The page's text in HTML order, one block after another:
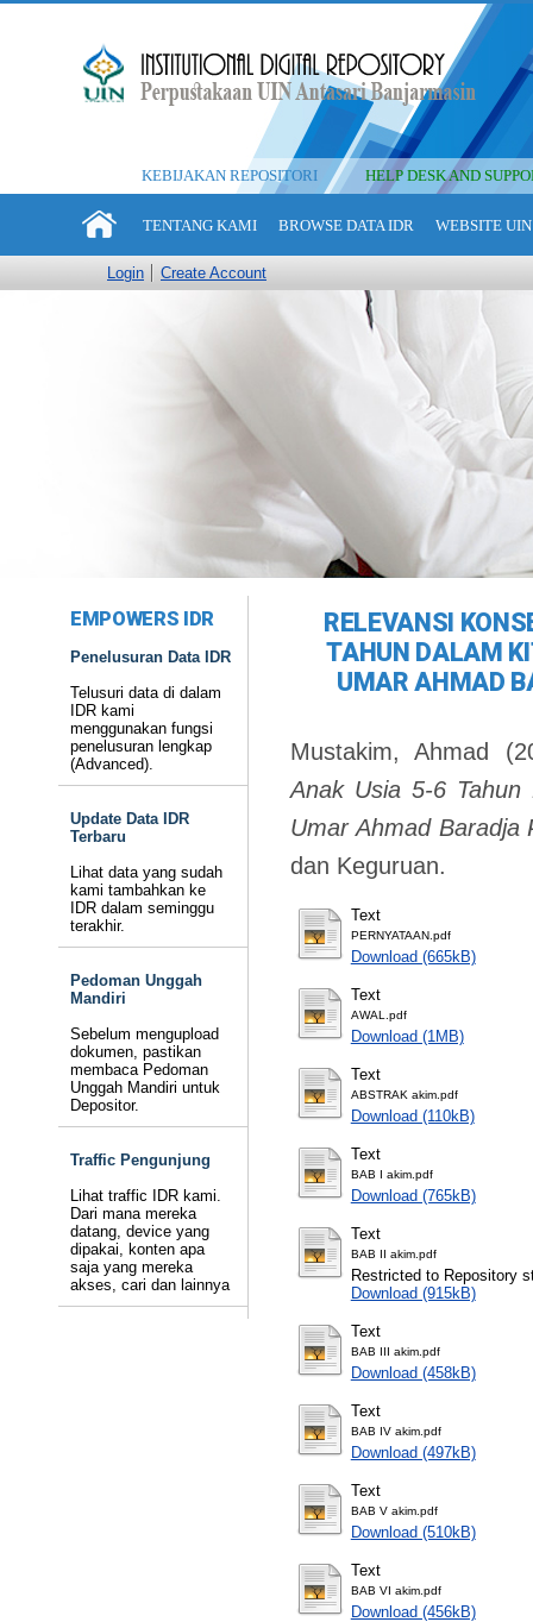
KEBIJAKAN REPOSITORI HELP DESK AND
TENTANG KAMI BROWSE DATA IDR WEBSITE
Login Create Account
EMPOWERS IDR
Penelusuran Data IDR
Telusuri data di dalam
IDR kami
menggunakan fungsi
penelusuran lengkap
(Advanced).
Update Data IDR
Terbaru
Lihat data yang sudah
kami tambahkan ke
IDR dalam seminggu
terakhir.
Pedoman Unggah
Mandiri
Sebelum mengupload
dokumen, pastikan
membaca Pedoman
Unggah Mandiri untuk
Depositor.
Traffic Pengunjung
Lihat traffic IDR kami.
Dari mana mereka
datang, device yang
dipakai, konten apa
saja yang mereka
akses, cari dan lainnya
RELEVANSI
TAHUN DALAM
UMAR AHMAD
Mustakim, Ahmad
Anak Usia 5-6 Tahun
Umar Ahmad Baradja
dan Keguruan.
Text
PERNYATAAN.pdf
Download (665kB)
Text
AWAL.pdf
Download (1MB)
Text
ABSTRAK akim.pdf
Download (110kB)
Text
BAB I akim.pdf
Download (765kB)
Text
BAB II akim.pdf
Restricted to Repository
Download (915kB)
Text
BAB III akim.pdf
Download (458kB)
Text
BAB IV akim.pdf
Download (497kB)
Text
BAB V akim.pdf
Download (510kB)
Text
BAB VI akim.pdf
Download (456kB)